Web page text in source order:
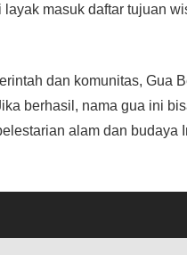
masuk daftar tujuan
dan komunitas, Gua
berhasil, nama gua ini
alam dan budaya